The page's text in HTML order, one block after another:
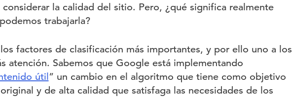
considerar la calidad del sitio. Pero, ¿qué significa realmente
trabajarla?
factores de clasificación más importantes, y por ello uno a los
atención. Sabemos que Google está implementando
útil” un cambio en el algoritmo que tiene como objetivo
y de alta calidad que satisfaga las necesidades de los